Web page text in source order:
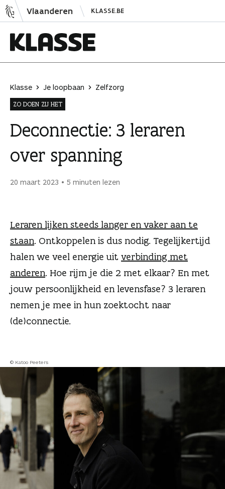
N
a
Vlaanderen KLASSE.BE
a
s
s
e
Klasse Je loopbaan
Zelfzorg
ZO DOEN ZIJ HET
Deconnectie: 3 leraren
over spanning
20 maart 2023 5 minuten lezen
Leraren lijken steeds langer en vaker aan te
staan. Ontkoppelen is dus nodig. Tegelijkertijd
halen we veel energie uit verbinding met
anderen. Hoe rijm je die 2 met elkaar? En met
jouw persoonlijkheid en levensfase? 3 leraren
nemen je mee in hun zoektocht naar
(de)connectie.
© Katoo Peeters